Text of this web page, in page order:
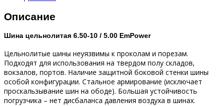
Описание
Шина цельнолитая 6.50-10 / 5.00 EmPower
Цельнолитые шины неуязвимы к проколам и порезам.
Подходят для использования на твердом полу складов,
вокзалов, портов. Наличие защитной боковой стенки шины
особой конфигурации. Стальное армирование (исключает
проскальзывание шин на ободе). Большая устойчивость
погрузчика – нет дисбаланса давления воздуха в шинах.